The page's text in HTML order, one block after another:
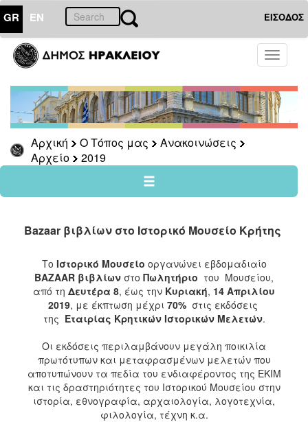
GR EN ΕΙΣΟΔΟΣ
Toggle
Αρχική Ο Τόπος μας
Ανακοινώσεις
Αρχείο
2019
ΤΟΠΟΣ
ΜΑΣ
Ανακοινώσεις
Αρχείο
2026
2025
2020
2019
2018
2017
2016
2015
2012
2011
Bazaar βιβλίων στο Ιστορικό Μουσείο Κρήτης
Tο Ιστορικό Μουσείο οργανώνει εβδομαδιαίο
BAZAAR βιβλίων στο Πωλητήριο του Μουσείου,
από τη Δευτέρα 8, έως την Κυριακή, 14 Απριλίου
2019, με έκπτωση μέχρι 70%στις εκδόσεις
της Εταιρίας Κρητικών Ιστορικών Μελετών.
Οι εκδόσεις περιλαμβάνουν μεγάλη ποικιλία
πρωτότυπων και μεταφρασμένων μελετών που
αποτυπώνουν τα πεδία του ενδιαφέροντος της ΕΚΙΜ
και τις δραστηριότητες του Ιστορικού Μουσείου στην
ιστορία, εθνογραφία, αρχαιολογία, λογοτεχνία,
φιλολογία, τέχνη κ.α.